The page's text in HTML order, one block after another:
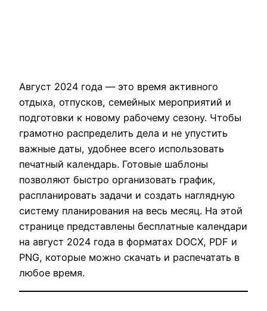
Август 2024 года — это время активного
отдыха, отпусков, семейных мероприятий и
подготовки к новому рабочему сезону. Чтобы
грамотно распределить дела и не упустить
важные даты, удобнее всего использовать
печатный календарь. Готовые шаблоны
позволяют быстро организовать график,
распланировать задачи и создать наглядную
систему планирования на весь месяц. На этой
странице представлены бесплатные календари
на август 2024 года в форматах DOCX, PDF и
PNG, которые можно скачать и распечатать в
любое время.